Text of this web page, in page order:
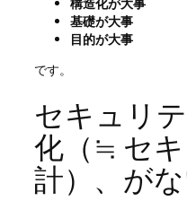
基礎が大事
目的が大事
です。
セキュリ
化（≒ セ
計）、が